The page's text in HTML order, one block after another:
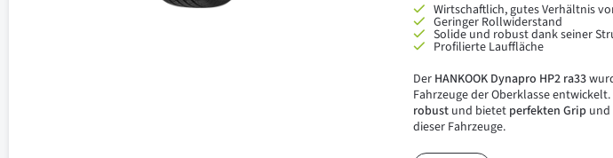
Wirtschaftlich, gutes Verhältnis
Geringer Rollwiderstand
Solide und robust dank seiner
Profilierte Lauffläche
DerHANKOOK Dynapro HP2 ra33
Fahrzeuge der Oberklasse entwickelt.
robustund bietet perfekten Gripund
dieser Fahrzeuge.